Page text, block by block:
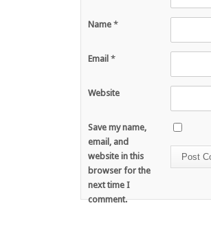
Name *
Email *
Website
Save my name,
email, and
website in this
browser for the
next time I
comment.